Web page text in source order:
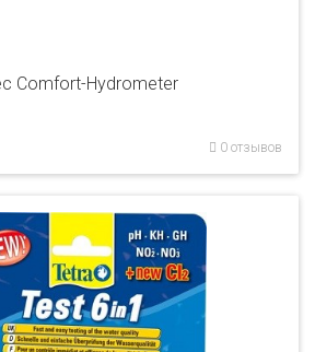
Comfort-Hydrometer
0 отзывов